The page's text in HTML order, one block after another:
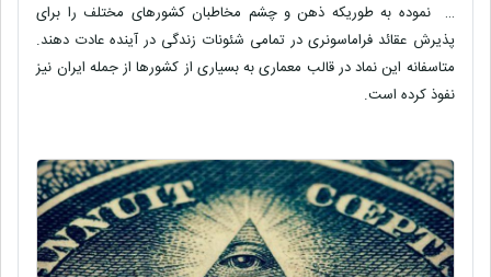
… نموده به طوریکه ذهن و چشم مخاطبان کشورهای مختلف را برای
پذیرش عقائد فراماسونری در تمامی شئونات زندگی در آینده عادت دهند.
متاسفانه این نماد در قالب معماری به بسیاری از کشورها از جمله ایران نیز
نفوذ کرده است.